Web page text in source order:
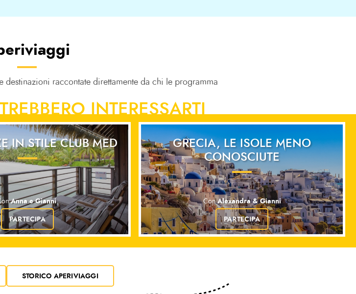
raccontate direttamente da chi le programma
INTERESSARTI
IN STILE CLUB MED
Anna e Gianni
PARTECIPA
GRECIA, LE ISOLE MENO
CONOSCIUTE
ConAlexandra & Gianni
PARTECIPA
STORICO APERIVIAGGI